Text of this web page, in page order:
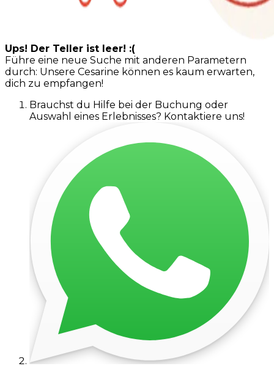
Ups! Der Teller ist leer! :(
Führe eine neue Suche mit anderen Parametern
durch: Unsere Cesarine können es kaum erwarten,
dich zu empfangen!
Brauchst du Hilfe bei der Buchung oder
Auswahl eines Erlebnisses? Kontaktiere uns!